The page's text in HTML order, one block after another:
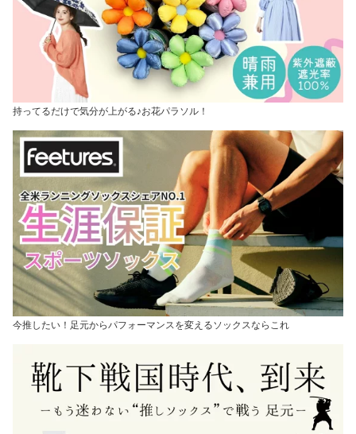
持ってるだけで気分が上がる♪お花パラソル！
今推したい！足元からパフォーマンスを変えるソックスならこれ